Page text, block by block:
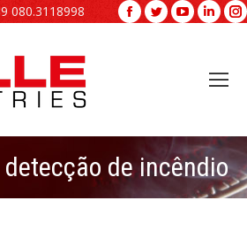
080.3118998
Facebook
TwitterYouTube
in
de incêndio
You are here: